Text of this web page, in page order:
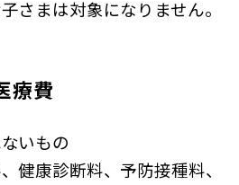
さまは対象になりません。
療費
いもの
健康診断料、予防接種料、